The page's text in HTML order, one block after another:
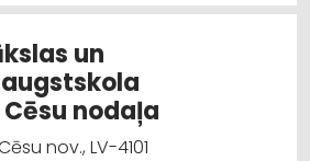
konsultācijas, darba drošība
augstskolas
un
Cēsu nodaļa
nov., LV-4101